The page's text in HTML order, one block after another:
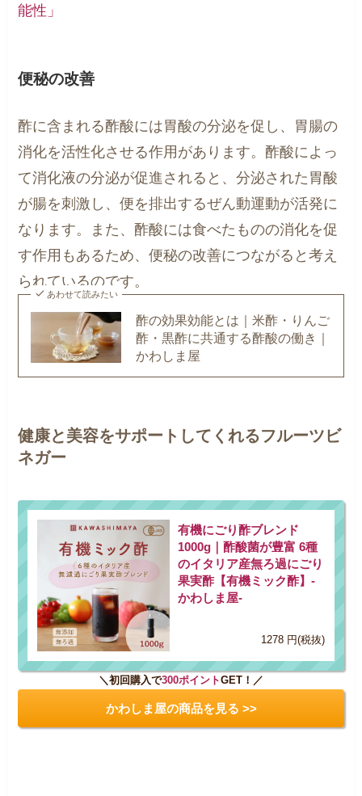
能性」
便秘の改善
酢に含まれる酢酸には胃酸の分泌を促し、胃腸の
消化を活性化させる作用があります。酢酸によっ
て消化液の分泌が促進されると、分泌された胃酸
が腸を刺激し、便を排出するぜん動運動が活発に
なります。また、酢酸には食べたものの消化を促
す作用もあるため、便秘の改善につながると考え
られているのです。
あわせて読みたい
酢の効果効能とは｜米酢・りんご
酢・黒酢に共通する酢酸の働き｜
かわしま屋
健康と美容をサポートしてくれるフルーツビ
ネガー
有機にごり酢ブレンド
1000g｜酢酸菌が豊富 6種
のイタリア産無ろ過にごり
果実酢【有機ミック酢】-
かわしま屋-
1278 円(税抜)
＼初回購入で300ポイントGET！／
かわしま屋の商品を見る >>